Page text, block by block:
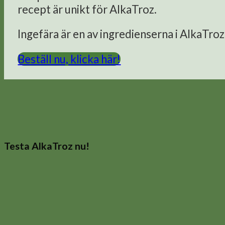
recept är unikt för AlkaTroz.
Ingefära är en av ingredienserna i
Beställ nu, klicka här!
Testa AlkaTroz nu!